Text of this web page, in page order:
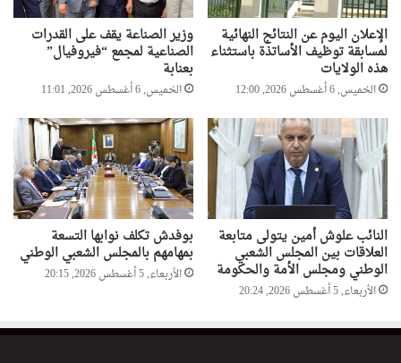
الإعلان اليوم عن النتائج النهائية
لمسابقة توظيف الأساتذة باستثناء
هذه الولايات
الخميس, 6 أغسطس 2026, 12:00
وزير الصناعة يقف على القدرات
الصناعية لمجمع “فيروفيال”
بعنابة
الخميس, 6 أغسطس 2026, 11:01
النائب علوش أمين يتولى متابعة
العلاقات بين المجلس الشعبي
الوطني ومجلس الأمة والحكومة
الأربعاء, 5 أغسطس 2026, 20:24
بوفدش تكلف نوابها التسعة
بمهامهم بالمجلس الشعبي الوطني
الأربعاء, 5 أغسطس 2026, 20:15